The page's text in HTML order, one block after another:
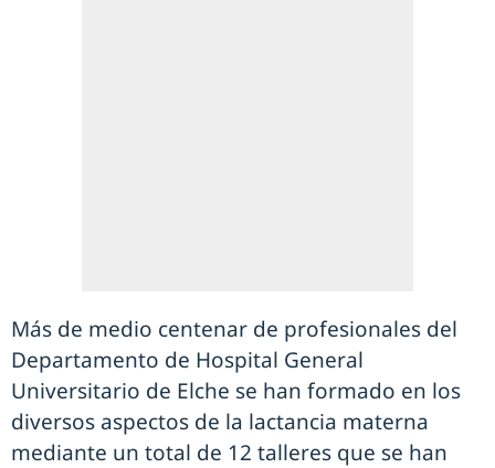
Más de medio centenar de profesionales del
Departamento de Hospital General
Universitario de Elche se han formado en los
diversos aspectos de la lactancia materna
mediante un total de 12 talleres que se han